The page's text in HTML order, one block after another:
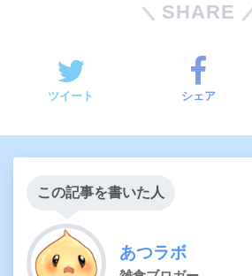
SHARE
ツイート シェア
この記事を書いた人
あつラボ